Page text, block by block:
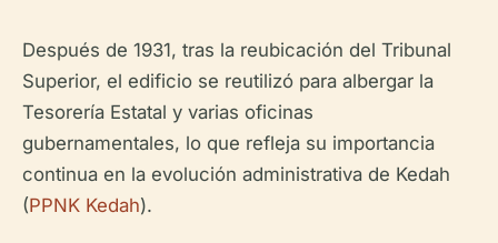
Después de 1931, tras la reubicación del Tribunal
Superior, el edificio se reutilizó para albergar la
Tesorería Estatal y varias oficinas
gubernamentales, lo que refleja su importancia
continua en la evolución administrativa de Kedah
(PPNK Kedah).